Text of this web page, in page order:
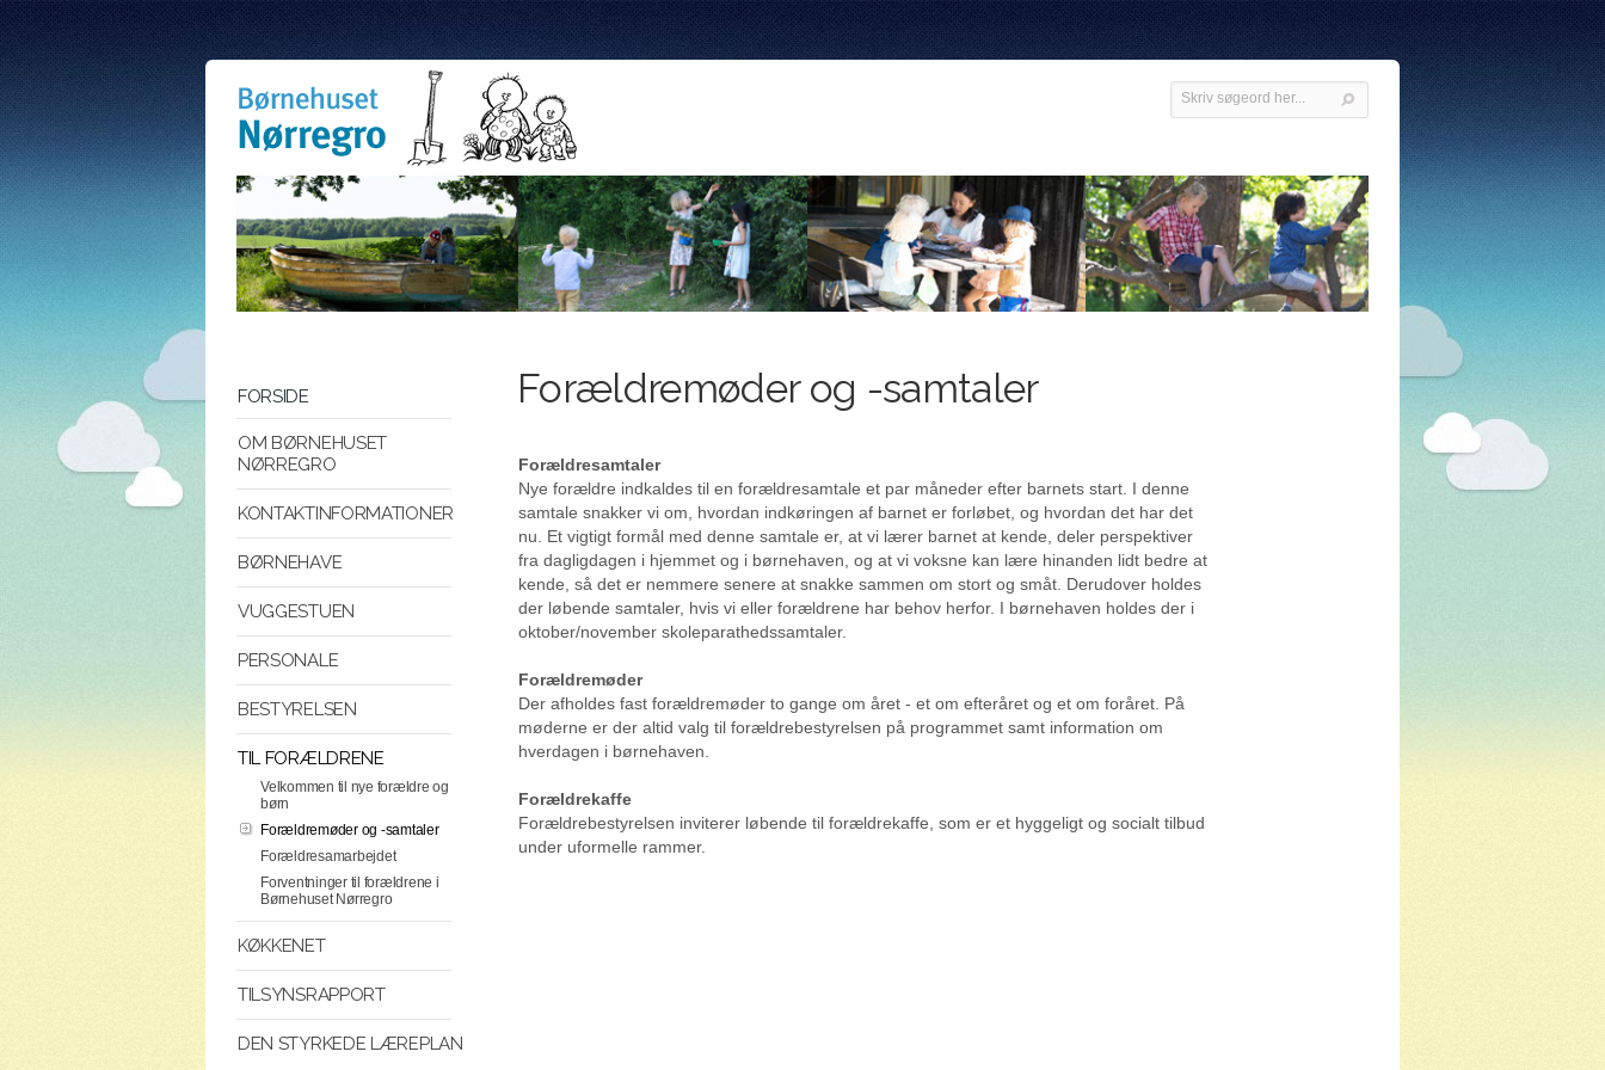
FORSIDE
OM BØRNEHUSET
NØRREGRO
KONTAKTINFORMATIONER
BØRNEHAVE
VUGGESTUEN
PERSONALE
BESTYRELSEN
TIL FORÆLDRENE
Velkommen til nye forældre og
børn
Forældremøder og -samtaler
Forældresamarbejdet
Forventninger til forældrene i
Børnehuset Nørregro
KØKKENET
TILSYNSRAPPORT
DEN STYRKEDE LÆREPLAN
Forældremøder og -samtaler
Forældresamtaler
Nye forældre indkaldes til en forældresamtale et par måneder efter barnets start. I denne
samtale snakker vi om, hvordan indkøringen af barnet er forløbet, og hvordan det har det
nu. Et vigtigt formål med denne samtale er, at vi lærer barnet at kende, deler perspektiver
fra dagligdagen i hjemmet og i børnehaven, og at vi voksne kan lære hinanden lidt bedre at
kende, så det er nemmere senere at snakke sammen om stort og småt. Derudover holdes
der løbende samtaler, hvis vi eller forældrene har behov herfor. I børnehaven holdes der i
oktober/november skoleparathedssamtaler.
Forældremøder
Der afholdes fast forældremøder to gange om året - et om efteråret og et om foråret. På
møderne er der altid valg til forældrebestyrelsen på programmet samt information om
hverdagen i børnehaven.
Forældrekaffe
Forældrebestyrelsen inviterer løbende til forældrekaffe, som er et hyggeligt og socialt tilbud
under uformelle rammer.